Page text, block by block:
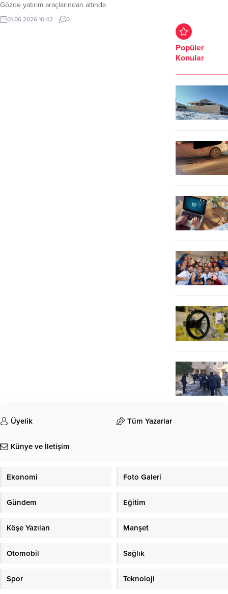
Gözde yatırım araçlarından altında
hareketlilik sürüyor. Haftanın ilk
işlem gününde altın güne düşüşle
01.06.2026 10:42 0
Popüler
Konular
Üyelik Tüm Yazarlar
Künye ve İletişim
Ekonomi Foto Galeri
Gündem Eğitim
Köşe Yazıları Manşet
Otomobil Sağlık
Spor Teknoloji